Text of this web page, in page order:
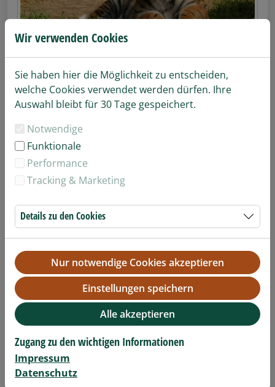
Tigernachwuchs
Erdmännchen
Wir verwenden Cookies
Sie haben hier die Möglichkeit zu entscheiden,
welche Cookies verwendet werden dürfen. Ihre
Auswahl bleibt für 30 Tage gespeichert.
Notwendige
Funktionale
Performance
Tracking & Marketing
Details zu den Cookies
Nur notwendige Cookies akzeptieren
Einstellungen speichern
Alle akzeptieren
Zugang zu den wichtigen Informationen
Impressum
Datenschutz